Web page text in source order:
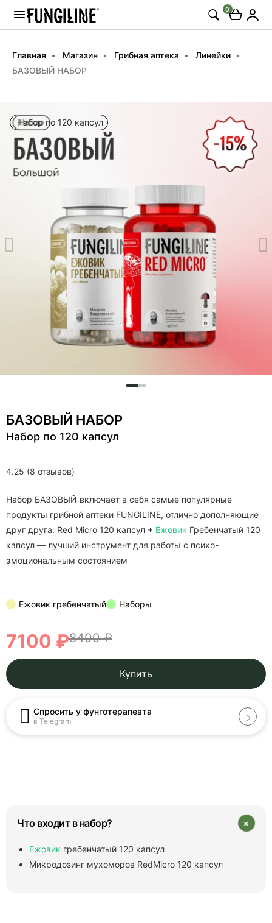
0
Главная Магазин Грибная аптека
Линейки
БАЗОВЫЙ НАБОР
Набор по 120 капсул
4.25 (8 отзывов)
БАЗОВЫЙ НАБОР
Набор по 120 капсул
Набор БАЗОВЫЙ включает в себя самые популярные
продукты грибной аптеки FUNGILINE, отлично дополняющие
друг друга: Red Micro 120 капсул + Ежовик Гребенчатый 120
капсул — лучший инструмент для работы с психо-
эмоциональным состоянием
Ежовик гребенчатый Наборы
7100 ₽8400 ₽
Купить
Спросить у фунготерапевта
в Telegram
Что входит в набор? +
Ежовик гребенчатый 120 капсул
Микродозинг мухоморов RedMicro 120 капсул